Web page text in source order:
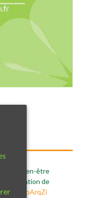
Pro bien-être
l'intégration de
U9DQbArqZi